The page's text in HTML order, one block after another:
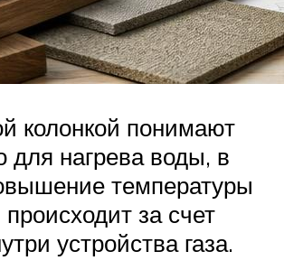
колонкой понимают
для нагрева воды, в
температуры
за счет
устройства газа.